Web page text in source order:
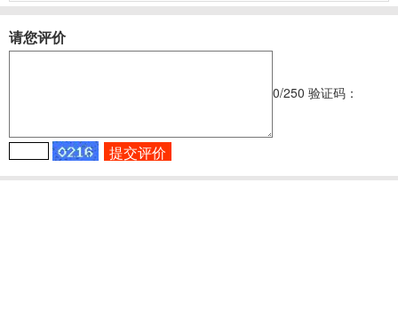
请您评价
0/250 验证码：